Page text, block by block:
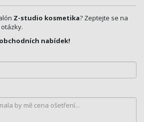
Z-studio kosmetika? Zeptejte se na
nabídek!